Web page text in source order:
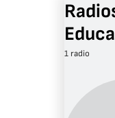
1 radio